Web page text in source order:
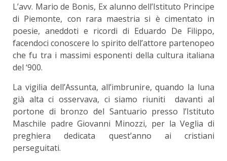
L’avv. Mario de Bonis, Ex alunno dell’Istituto Principe
di Piemonte, con rara maestria si è cimentato in
poesie, aneddoti e ricordi di Eduardo De Filippo,
facendoci conoscere lo spirito dell’attore partenopeo
che fu tra i massimi esponenti della cultura italiana
del ‘900.
La vigilia dell’Assunta, all’imbrunire, quando la luna
già alta ci osservava, ci siamo riuniti davanti al
portone di bronzo del Santuario presso l’Istituto
Maschile padre Giovanni Minozzi, per la Veglia di
preghiera dedicata quest’anno ai cristiani
perseguitati.